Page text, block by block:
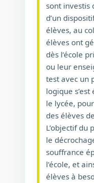
sont investis
d’un
élèves, au
élèves ont
dès l’école
ou leur
test avec un
logique
le lycée,
des élèves
L’objectif du
le
souffrance
l’école, et
élèves à